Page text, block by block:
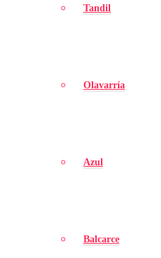
Tandil
Olavarría
Azul
Balcarce